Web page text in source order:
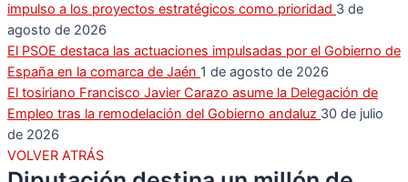
impulso a los proyectos estratégicos como prioridad 3 de
agosto de 2026
El PSOE destaca las actuaciones impulsadas por el Gobierno de
España en la comarca de Jaén 1 de agosto de 2026
El tosiriano Francisco Javier Carazo asume la Delegación de
Empleo tras la remodelación del Gobierno andaluz 30 de julio
de 2026
VOLVER ATRÁS